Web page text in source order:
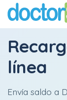
línea
Envía saldo a